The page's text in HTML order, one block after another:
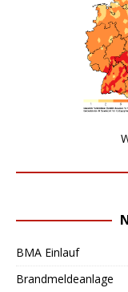
BMA Einlauf
Brandmeldeanlage